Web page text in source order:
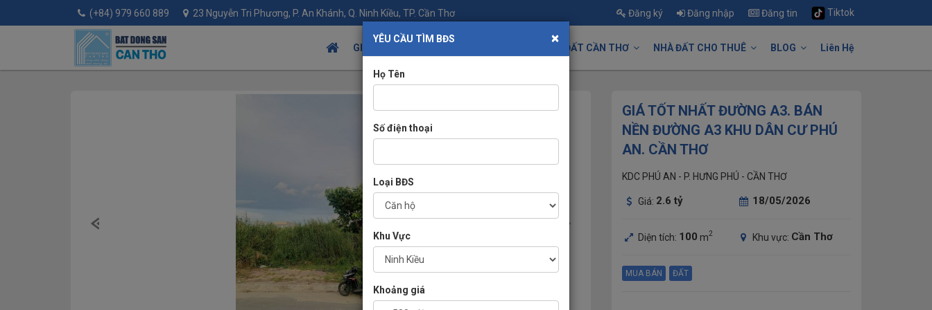
(+84) 979 660 889 23 Nguyễn Tri Phương, P. An Khánh, Q. Ninh Kiều, TP. Cần Thơ Đăng ký Đăng nhập Đăng tin Tiktok
GIỚI THIỆU NHÀ ĐẤT CẦN THƠ NHÀ ĐẤT CHO THUÊ BLOG Liên Hệ
GIÁ TỐT NHẤT ĐƯỜNG A3. BÁN
NỀN ĐƯỜNG A3 KHU DÂN CƯ PHÚ
AN. CẦN THƠ
KDC PHÚ AN - P. HƯNG PHÚ - CẦN THƠ
Giá: 2.6 tỷ 18/05/2026
Diện tích: 100 m2 Khu vực: Cần Thơ
MUA BÁN ĐẤT
YÊU CẦU TÌM BĐS ×
Họ Tên
Số điện thoại
Loại BĐS
Khu Vực
Khoảng giá